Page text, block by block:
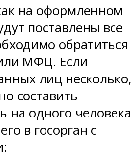
на оформленном
поставлены все
обратиться
МФЦ. Если
лиц несколько,
составить
на одного человека
в госорган с